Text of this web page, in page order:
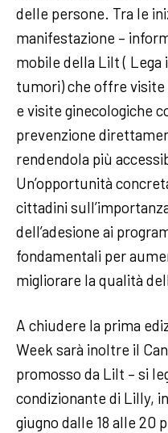
delle persone. Tra le
manifestazione –
mobile della Lilt (
tumori) che offre visite
e visite ginecologiche
prevenzione
rendendola più
Un’opportunità
cittadini
dell’adesione ai
fondamentali per
migliorare la qualità
A chiudere la prima
Week sarà inoltre il
promosso da Lilt – si
condizionante di Lilly,
giugno dalle 18 alle 20